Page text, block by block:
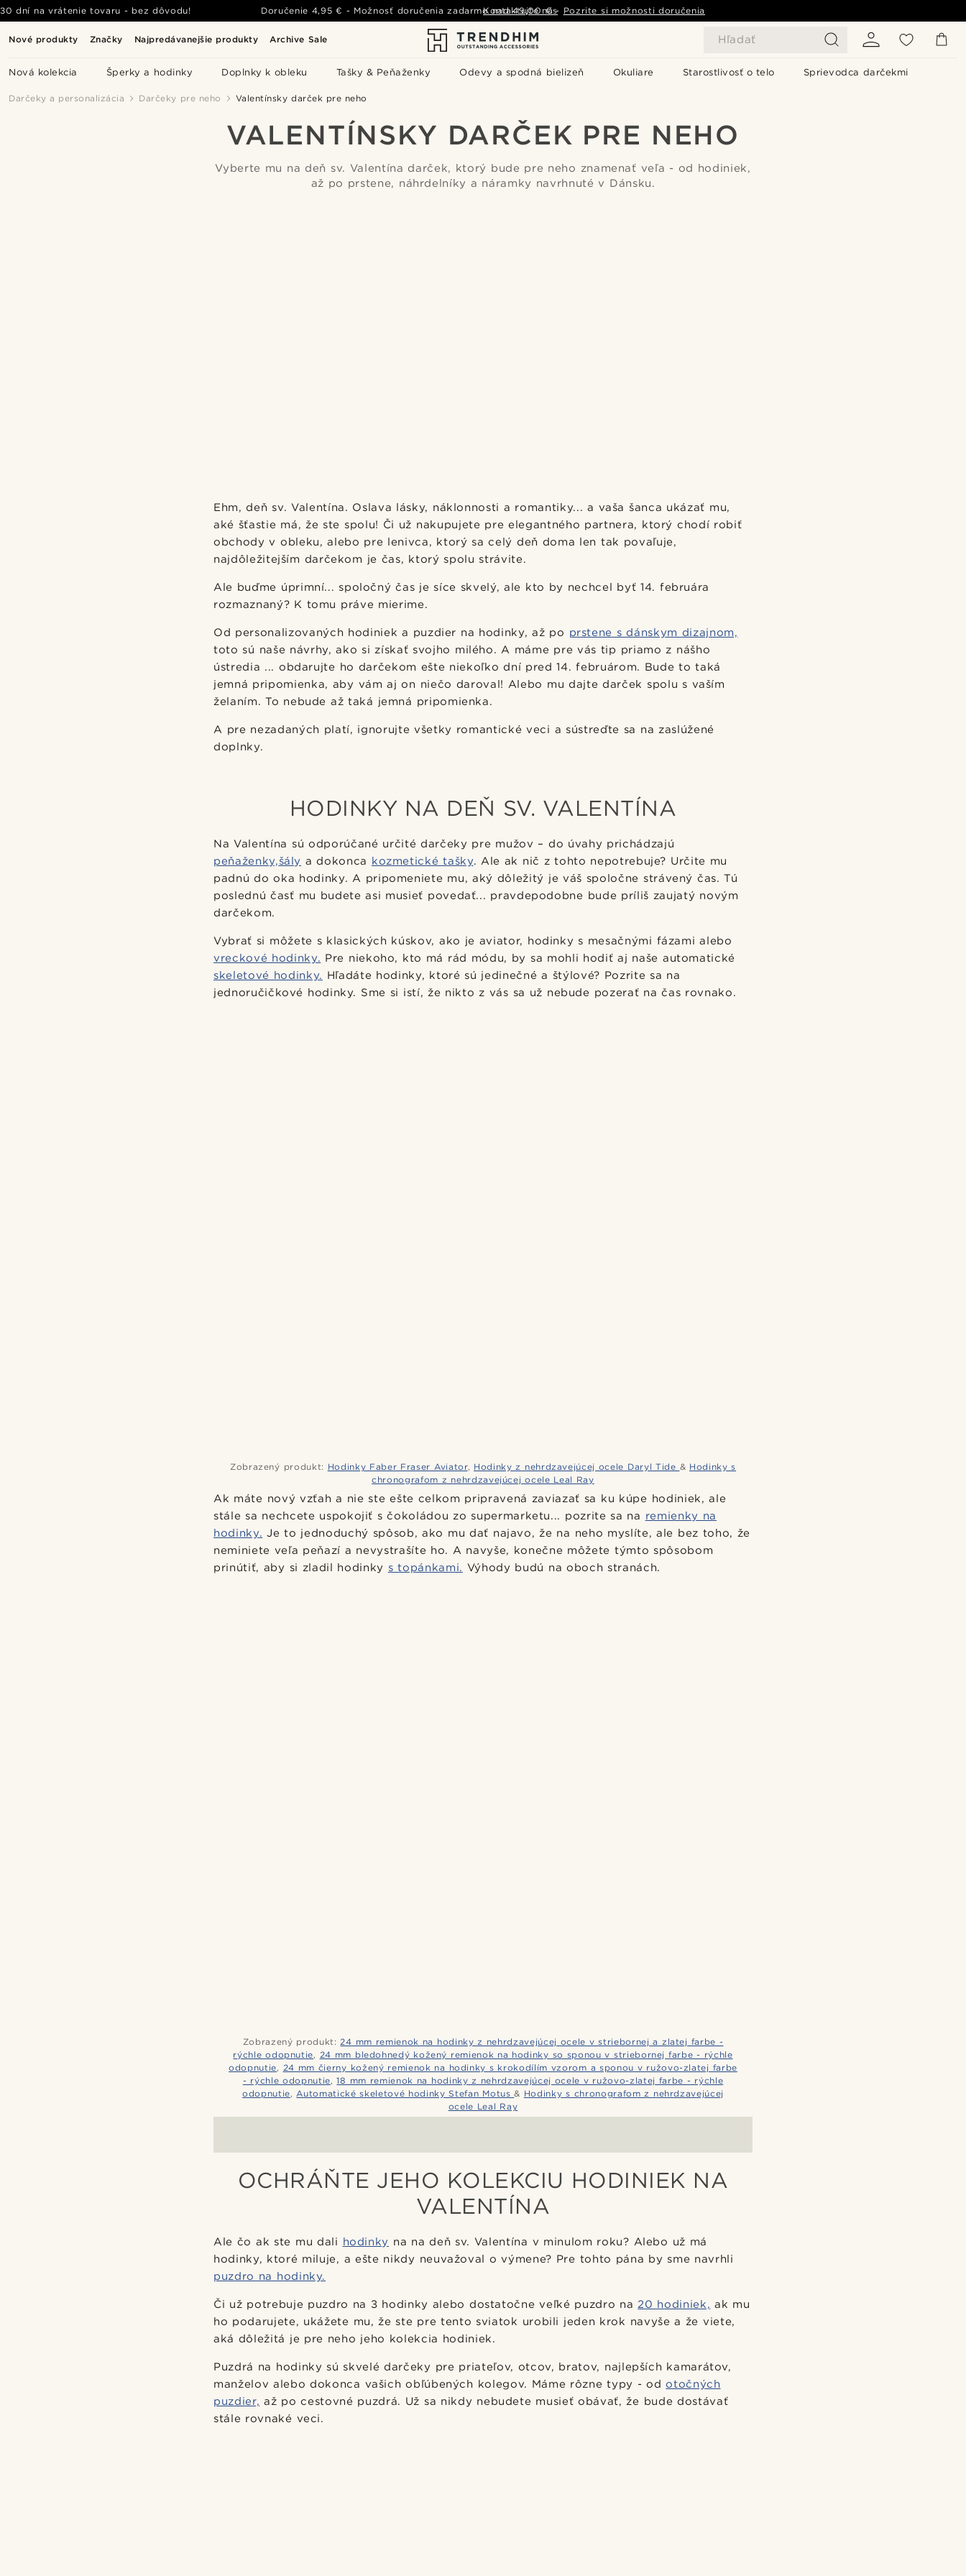
Nové produkty Značky Najpredávanejšie produkty Archive Sale Hľadať
Nová kolekcia Šperky a hodinky Doplnky k obleku Tašky & Peňaženky Odevy a spodná bielizeň Okuliare Starostlivosť o telo Sprievodca darčekmi
30 dní na vrátenie tovaru - bez dôvodu! Doručenie 4,95 € - Možnosť doručenia zadarmo nad 49,00 € - Pozrite si možnosti doručenia
Kontaktujte nás
Darčeky a personalizácia Darčeky pre neho Valentínsky darček pre neho
VALENTÍNSKY DARČEK PRE NEHO
Vyberte mu na deň sv. Valentína darček, ktorý bude pre neho znamenať veľa - od hodiniek,
až po prstene, náhrdelníky a náramky navrhnuté v Dánsku.
Ehm, deň sv. Valentína. Oslava lásky, náklonnosti a romantiky... a vaša šanca ukázať mu,
aké šťastie má, že ste spolu! Či už nakupujete pre elegantného partnera, ktorý chodí robiť
obchody v obleku, alebo pre lenivca, ktorý sa celý deň doma len tak povaľuje,
najdôležitejším darčekom je čas, ktorý spolu strávite.
Ale buďme úprimní... spoločný čas je síce skvelý, ale kto by nechcel byť 14. februára
rozmaznaný? K tomu práve mierime.
Od personalizovaných hodiniek a puzdier na hodinky, až po prstene s dánskym dizajnom,
toto sú naše návrhy, ako si získať svojho milého. A máme pre vás tip priamo z nášho
ústredia ... obdarujte ho darčekom ešte niekoľko dní pred 14. februárom. Bude to taká
jemná pripomienka, aby vám aj on niečo daroval! Alebo mu dajte darček spolu s vaším
želaním. To nebude až taká jemná pripomienka.
A pre nezadaných platí, ignorujte všetky romantické veci a sústreďte sa na zaslúžené
doplnky.
HODINKY NA DEŇ SV. VALENTÍNA
Na Valentína sú odporúčané určité darčeky pre mužov – do úvahy prichádzajú
peňaženky,šály a dokonca kozmetické tašky. Ale ak nič z tohto nepotrebuje? Určite mu
padnú do oka hodinky. A pripomeniete mu, aký dôležitý je váš spoločne strávený čas. Tú
poslednú časť mu budete asi musieť povedať... pravdepodobne bude príliš zaujatý novým
darčekom.
Vybrať si môžete s klasických kúskov, ako je aviator, hodinky s mesačnými fázami alebo
vreckové hodinky. Pre niekoho, kto má rád módu, by sa mohli hodiť aj naše automatické
skeletové hodinky. Hľadáte hodinky, ktoré sú jedinečné a štýlové? Pozrite sa na
jednoručičkové hodinky. Sme si istí, že nikto z vás sa už nebude pozerať na čas rovnako.
Zobrazený produkt: Hodinky Faber Fraser Aviator, Hodinky z nehrdzavejúcej ocele Daryl Tide & Hodinky s
chronografom z nehrdzavejúcej ocele Leal Ray
Ak máte nový vzťah a nie ste ešte celkom pripravená zaviazať sa ku kúpe hodiniek, ale
stále sa nechcete uspokojiť s čokoládou zo supermarketu... pozrite sa na remienky na
hodinky. Je to jednoduchý spôsob, ako mu dať najavo, že na neho myslíte, ale bez toho, že
neminiete veľa peňazí a nevystrašíte ho. A navyše, konečne môžete týmto spôsobom
prinútiť, aby si zladil hodinky s topánkami. Výhody budú na oboch stranách.
Zobrazený produkt: 24 mm remienok na hodinky z nehrdzavejúcej ocele v striebornej a zlatej farbe -
rýchle odopnutie, 24 mm bledohnedý kožený remienok na hodinky so sponou v striebornej farbe - rýchle
odopnutie, 24 mm čierny kožený remienok na hodinky s krokodílím vzorom a sponou v ružovo-zlatej farbe
- rýchle odopnutie,18 mm remienok na hodinky z nehrdzavejúcej ocele v ružovo-zlatej farbe - rýchle
odopnutie, Automatické skeletové hodinky Stefan Motus& Hodinky s chronografom z nehrdzavejúcej
ocele Leal Ray
OCHRÁŇTE JEHO KOLEKCIU HODINIEK NA
VALENTÍNA
Ale čo ak ste mu dali hodinky na na deň sv. Valentína v minulom roku? Alebo už má
hodinky, ktoré miluje, a ešte nikdy neuvažoval o výmene? Pre tohto pána by sme navrhli
puzdro na hodinky.
Či už potrebuje puzdro na 3 hodinky alebo dostatočne veľké puzdro na20 hodiniek, ak mu
ho podarujete, ukážete mu, že ste pre tento sviatok urobili jeden krok navyše a že viete,
aká dôležitá je pre neho jeho kolekcia hodiniek.
Puzdrá na hodinky sú skvelé darčeky pre priateľov, otcov, bratov, najlepších kamarátov,
manželov alebo dokonca vašich obľúbených kolegov. Máme rôzne typy - odotočných
puzdier, až po cestovné puzdrá. Už sa nikdy nebudete musieť obávať, že bude dostávať
stále rovnaké veci.